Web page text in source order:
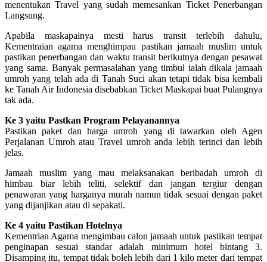
menentukan Travel yang sudah memesankan Ticket Penerbangan
Langsung.
Apabila maskapainya mesti harus transit terlebih dahulu,
Kementraian agama menghimpau pastikan jamaah muslim untuk
pastikan penerbangan dan waktu transit berikutnya dengan pesawat
yang sama. Banyak permasalahan yang timbul ialah dikala jamaah
umroh yang telah ada di Tanah Suci akan tetapi tidak bisa kembali
ke Tanah Air Indonesia disebabkan Ticket Maskapai buat Pulangnya
tak ada.
Ke 3 yaitu Pastkan Program Pelayanannya
Pastikan paket dan harga umroh yang di tawarkan oleh Agen
Perjalanan Umroh atau Travel umroh anda lebih terinci dan lebih
jelas.
Jamaah muslim yang mau melaksanakan beribadah umroh di
himbau biar lebih teliti, selektif dan jangan tergiur dengan
penawaran yang harganya murah namun tidak sesuai dengan paket
yang dijanjikan atau di sepakati.
Ke 4 yaitu Pastikan Hotelnya
Kementrian Agama mengimbau calon jamaah untuk pastikan tempat
penginapan sesuai standar adalah minimum hotel bintang 3.
Disamping itu, tempat tidak boleh lebih dari 1 kilo meter dari tempat